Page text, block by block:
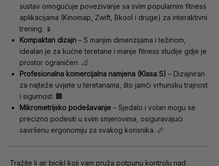
sustav omogućuje povezivanje sa svim popularnim fitness
aplikacijama (Kinomap, Zwift, Bkool i druge) za interaktivni
trening. 📱
Kompaktan dizajn – S manjim dimenzijama i težinom,
idealan je za kućne teretane i manje fitness studije gdje je
prostor ograničen. 📐
Profesionalna komercijalna namjena (Klasa S) – Dizajniran
za najteže uvjete u teretanama, što jamči vrhunsku trajnost
i sigurnost. 🏢
Mikrometrijsko podešavanje – Sjedalo i volan mogu se
precizno podesiti u svim smjerovima, osiguravajući
savršenu ergonomiju za svakog korisnika. 📏
Tražite li air bicikl koji vam pruža potpunu kontrolu nad